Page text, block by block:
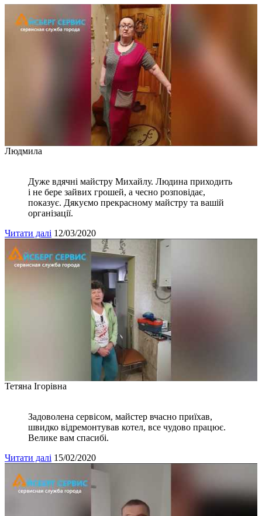
Людмила
Дуже вдячні майстру Михайлу. Людина приходить
і не бере зайвих грошей, а чесно розповідає,
показує. Дякуємо прекрасному майстру та вашій
організації.
Читати далі 12/03/2020
Тетяна Ігорівна
Задоволена сервісом, майстер вчасно приїхав,
швидко відремонтував котел, все чудово працює.
Велике вам спасибі.
Читати далі 15/02/2020